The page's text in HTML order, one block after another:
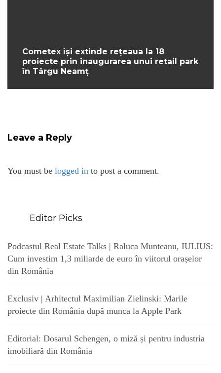
Cometex își extinde rețeaua la 18
proiecte prin inaugurarea unui retail park
în Târgu Neamț
Leave a Reply
You must be logged in to post a comment.
Editor Picks
Podcastul Real Estate Talks | Raluca Munteanu, IULIUS:
Cum investim 1,3 miliarde de euro în viitorul orașelor
din România
Exclusiv | Arhitectul Maximilian Zielinski: Marile
proiecte din România după munca la Apple Park
Editorial: Dosarul Schengen, o miză și pentru industria
imobiliară din România